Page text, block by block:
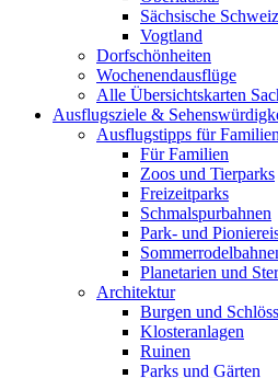
Sächsische Schweiz
Vogtland
Dorfschönheiten
Wochenendausflüge
Alle Übersichtskarten
Ausflugsziele &
Ausflugstipps für Familien
Für Familien
Zoos und Tierparks
Freizeitparks
Schmalspurbahnen
Park- und
Planetarien und
Architektur
Burgen und
Klosteranlagen
Ruinen
Parks und Gärten